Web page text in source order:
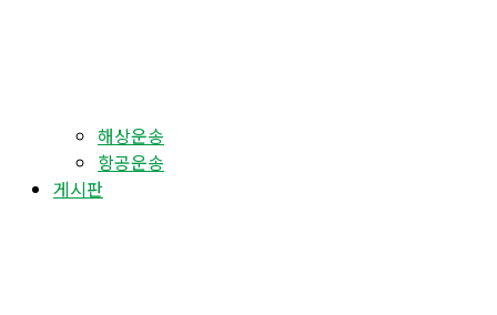
해상운송
항공운송
게시판